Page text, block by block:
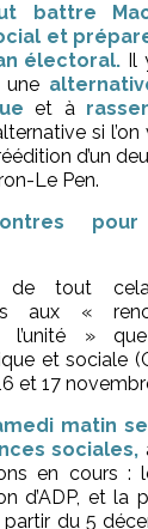
battre
et
électoral. Il
une
et à
si
d’un
Le Pen.
de tout
aux «
l’unité »
et sociale
et 17
matin
sociales,
en cours :
d’ADP, et la
du 5